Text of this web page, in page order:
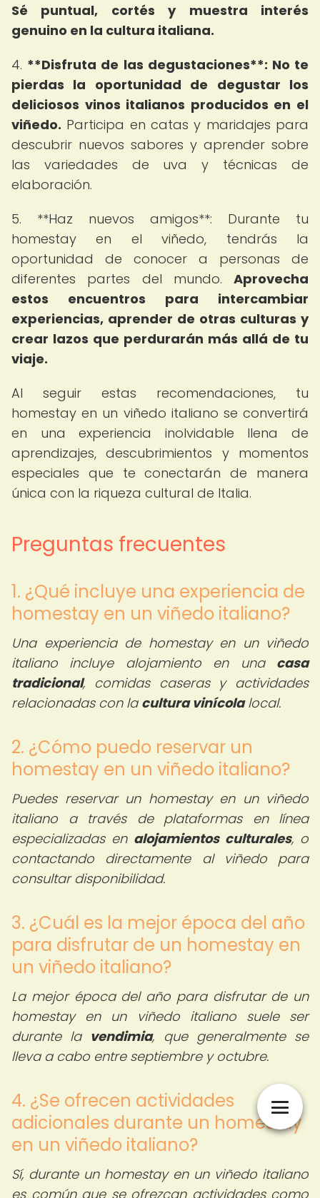
Sé puntual, cortés y muestra interés
genuino en la cultura italiana.
4. **Disfruta de las degustaciones**: No te
pierdas la oportunidad de degustar los
deliciosos vinos italianos producidos en el
viñedo. Participa en catas y maridajes para
descubrir nuevos sabores y aprender sobre
las variedades de uva y técnicas de
elaboración.
5. **Haz nuevos amigos**: Durante tu
homestay en el viñedo, tendrás la
oportunidad de conocer a personas de
diferentes partes del mundo. Aprovecha
estos encuentros para intercambiar
experiencias, aprender de otras culturas y
crear lazos que perdurarán más allá de tu
viaje.
Al seguir estas recomendaciones, tu
homestay en un viñedo italiano se convertirá
en una experiencia inolvidable llena de
aprendizajes, descubrimientos y momentos
especiales que te conectarán de manera
única con la riqueza cultural de Italia.
Preguntas frecuentes
1. ¿Qué incluye una experiencia de
homestay en un viñedo italiano?
Una experiencia de homestay en un viñedo
italiano incluye alojamiento en una casa
tradicional, comidas caseras y actividades
relacionadas con la cultura vinícolalocal.
2. ¿Cómo puedo reservar un
homestay en un viñedo italiano?
Puedes reservar un homestay en un viñedo
italiano a través de plataformas en línea
especializadas en alojamientos culturales, o
contactando directamente al viñedo para
consultar disponibilidad.
3. ¿Cuál es la mejor época del año
para disfrutar de un homestay en
un viñedo italiano?
La mejor época del año para disfrutar de un
homestay en un viñedo italiano suele ser
durante la vendimia, que generalmente se
lleva a cabo entre septiembre y octubre.
4. ¿Se ofrecen actividades
adicionales durante un homestay
en un viñedo italiano?
Sí, durante un homestay en un viñedo italiano
es común que se ofrezcan actividades como